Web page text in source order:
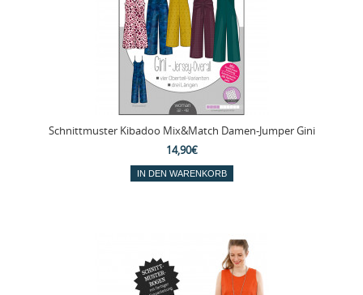
Schnittmuster Kibadoo Mix&Match Damen-Jumper Gini
14,90€